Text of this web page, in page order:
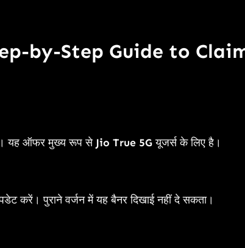
by-Step Guide to
यह ऑफर मुख्य रूप से Jio True 5Gयूजर्स के लिए है।
करें। पुराने वर्जन में यह बैनर दिखाई नहीं दे सकता।